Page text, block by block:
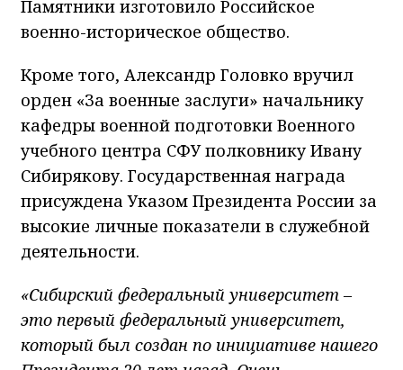
Памятники изготовило Российское
военно-историческое общество.
Кроме того, Александр Головко вручил
орден «За военные заслуги» начальнику
кафедры военной подготовки Военного
учебного центра СФУ полковнику Ивану
Сибирякову. Государственная награда
присуждена Указом Президента России за
высокие личные показатели в служебной
деятельности.
«Сибирский федеральный университет –
это первый федеральный университет,
который был создан по инициативе нашего